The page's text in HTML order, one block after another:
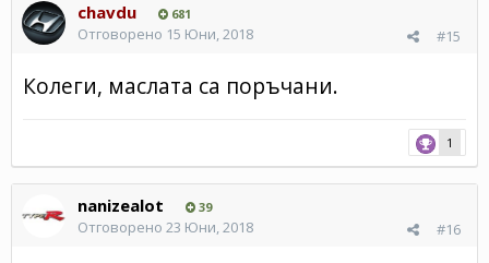
chavdu 681
#15
Отговорено 15 Юни, 2018
Колеги, маслата са поръчани.
1
nanizealot 39
#16
Отговорено 23 Юни, 2018